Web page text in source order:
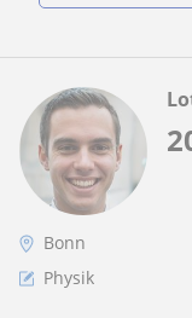
Bonn
Physik